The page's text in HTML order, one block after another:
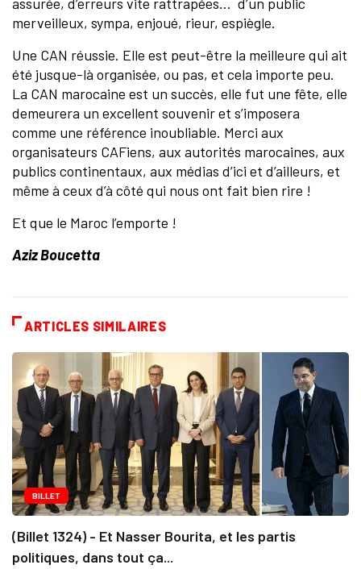
merveilleux, sympa, enjoué, rieur, espiègle.
Une CAN réussie. Elle est peut-être la meilleure qui ait
été jusque-là organisée, ou pas, et cela importe peu.
La CAN marocaine est un succès, elle fut une fête, elle
demeurera un excellent souvenir et s’imposera
comme une référence inoubliable. Merci aux
organisateurs CAFiens, aux autorités marocaines, aux
publics continentaux, aux médias d’ici et d’ailleurs, et
même à ceux d’à côté qui nous ont fait bien rire !
Et que le Maroc l’emporte !
Aziz Boucetta
ARTICLES SIMILAIRES
BILLET
(Billet 1324) - Et Nasser Bourita, et les partis
politiques, dans tout ça...